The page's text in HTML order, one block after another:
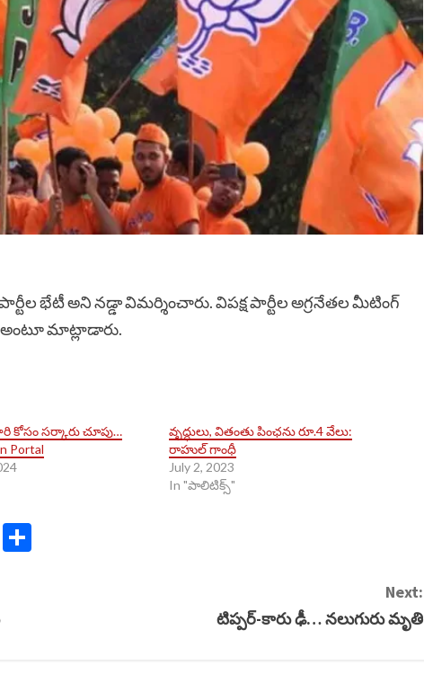
భేటీ అని నడ్డా విమర్శించారు. విపక్ష పార్టీల అగ్రనేతల మీటింగ్
అంటూ మాట్లాడారు.
కోసం సర్కారు చూపు…
Portal
వృద్ధులు, వితంతు పింఛను రూ.4 వేలు:
రాహుల్ గాంధీ
July 2, 2023
In "పాలిటిక్స్​"
Gmail
Next:
టిప్పర్-కారు ఢీ… నలుగురు మృతి